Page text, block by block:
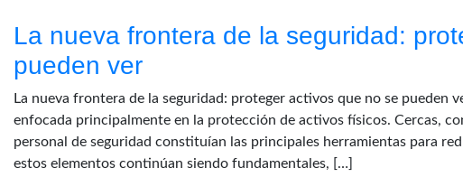
La nueva frontera de la seguridad:
pueden ver
La nueva frontera de la seguridad: proteger activos que no se pueden
enfocada principalmente en la protección de activos físicos. Cercas,
personal de seguridad constituían las principales herramientas para
estos elementos continúan siendo fundamentales, […]